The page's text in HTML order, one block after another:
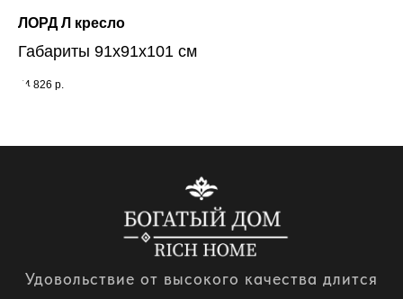
ЛОРД Л кресло
Габариты 91х91х101 см
74 826 р.
Удовольствие от высокого качества длится